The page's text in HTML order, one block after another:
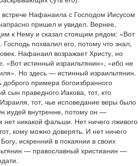
Нафанаила с Господом Иисусом
пришел и увидел. Вернее,
к Нему и сказал стоящим рядом: «Вот
похвалил его, потому что знал,
Нафанаил возражает Христу, но
«Вот истинный израильтянин», «ибо не
Но здесь — истинный израильтянин.
примера богоизбранного
сын праведного Иакова, тот, кто
тот, чье исповедание веры было
иудей внутренне, потому он —
нет никакой фальши. Нет ничего лживого
кому можно доверять. И нет ничего
искренний в покаянии в своих
— православный христианин —